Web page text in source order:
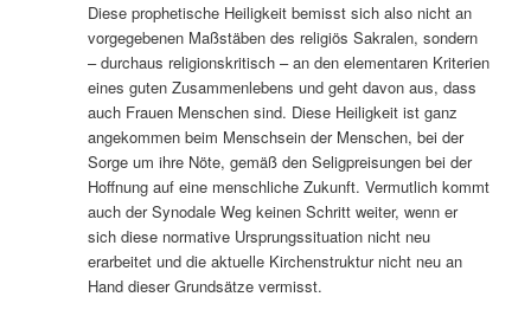
Diese prophetische Heiligkeit bemisst sich also nicht an
vorgegebenen Maßstäben des religiös Sakralen, sondern
– durchaus religionskritisch – an den elementaren Kriterien
eines guten Zusammenlebens und geht davon aus, dass
auch Frauen Menschen sind. Diese Heiligkeit ist ganz
angekommen beim Menschsein der Menschen, bei der
Sorge um ihre Nöte, gemäß den Seligpreisungen bei der
Hoffnung auf eine menschliche Zukunft. Vermutlich kommt
auch der Synodale Weg keinen Schritt weiter, wenn er
sich diese normative Ursprungssituation nicht neu
erarbeitet und die aktuelle Kirchenstruktur nicht neu an
Hand dieser Grundsätze vermisst.